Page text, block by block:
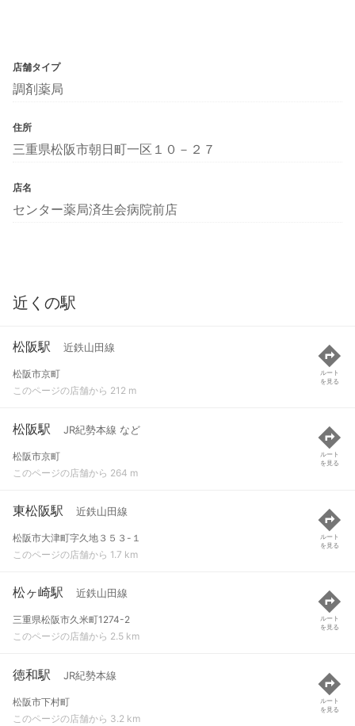
店舗タイプ
調剤薬局
住所
三重県松阪市朝日町一区１０－２７
店名
センター薬局済生会病院前店
近くの駅
松阪駅 近鉄山田線
松阪市京町
このページの店舗から 212 m
ルート
を見る
松阪駅 JR紀勢本線 など
松阪市京町
このページの店舗から 264 m
ルート
を見る
東松阪駅 近鉄山田線
松阪市大津町字久地３５３-１
このページの店舗から 1.7 km
ルート
を見る
松ヶ崎駅 近鉄山田線
三重県松阪市久米町1274-2
このページの店舗から 2.5 km
ルート
を見る
徳和駅 JR紀勢本線
松阪市下村町
このページの店舗から 3.2 km
ルート
を見る